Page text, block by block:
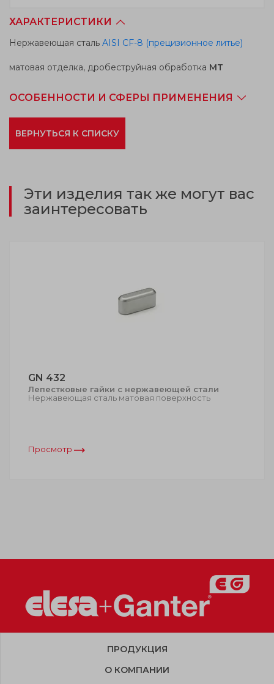
ХАРАКТЕРИСТИКИ
Нержавеющая сталь AISI CF-8 (прецизионное литье)
матовая отделка, дробеструйная обработка MT
ОСОБЕННОСТИ И СФЕРЫ ПРИМЕНЕНИЯ
ВЕРНУТЬСЯ К СПИСКУ
Эти изделия так же могут вас
заинтересовать
GN 432
Лепестковые гайки с нержавеющей стали
Нержавеющая сталь матовая поверхность
Просмотр
ПРОДУКЦИЯ
О КОМПАНИИ